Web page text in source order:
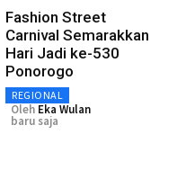
Fashion Street
Carnival Semarakkan
Hari Jadi ke-530
Ponorogo
REGIONAL
Oleh Eka Wulan
baru saja